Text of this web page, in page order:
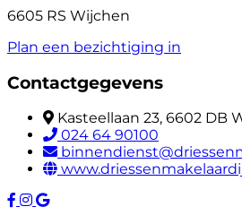
6605 RS Wijchen
Plan een bezichtiging in
Contactgegevens
Kasteellaan 23, 6602 DB
024 64 90100